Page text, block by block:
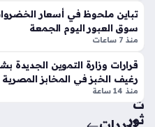
خ
في
ت
ص
ري
حا
ت
خم
س
تقن
يا
ت
ثور
تباين ملحوظ في أسعار
سوق العبور اليوم الجمعة
منذ 7 ساعات
قرارات وزارة التموين الجديدة
رغيف الخبز في المخابز المصرية
منذ 14 ساعة